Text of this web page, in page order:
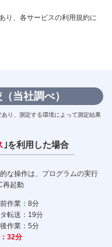
り、各サービスの利用規約に
当社調べ）
り、測定する環境によって測定結果
｣を利用した場合
な操作は、プログラムの実行
再起動
作業：8分
転送： 19分
作業：5分
32分